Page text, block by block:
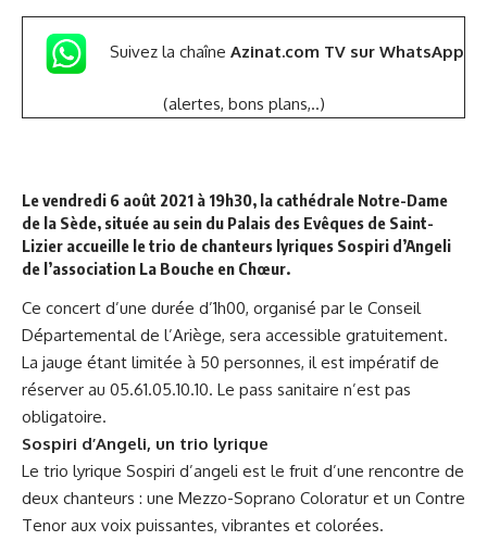
Suivez la chaîne Azinat.com TV sur WhatsApp
(alertes, bons plans,..)
Le vendredi 6 août 2021 à 19h30, la cathédrale Notre-Dame
de la Sède, située au sein du Palais des Evêques de Saint-
Lizier accueille le trio de chanteurs lyriques Sospiri d’Angeli
de l’association La Bouche en Chœur.
Ce concert d’une durée d’1h00, organisé par le Conseil
Départemental de l’Ariège, sera accessible gratuitement.
La jauge étant limitée à 50 personnes, il est impératif de
réserver au 05.61.05.10.10. Le pass sanitaire n’est pas
obligatoire.
Sospiri d’Angeli, un trio lyrique
Le trio lyrique Sospiri d’angeli est le fruit d’une rencontre de
deux chanteurs : une Mezzo-Soprano Coloratur et un Contre
Tenor aux voix puissantes, vibrantes et colorées.